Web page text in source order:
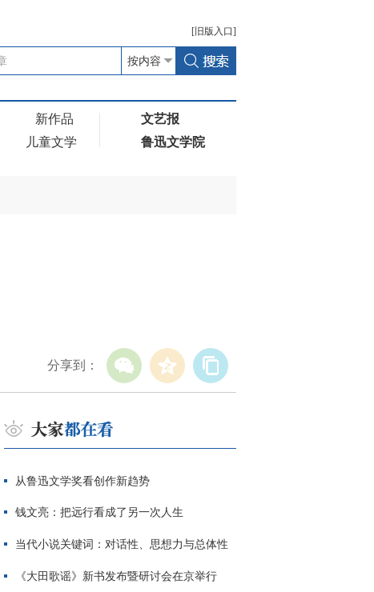
[ 旧版 入口]
新作品
儿童文学
文艺报
鲁迅文学院
分享到：
从鲁迅文学奖看创作新趋势
钱文亮：把远行看成了另一次人生
当代小说关键词：对话性、思想力与总体性
《大田歌谣》新书发布暨研讨会在京举行